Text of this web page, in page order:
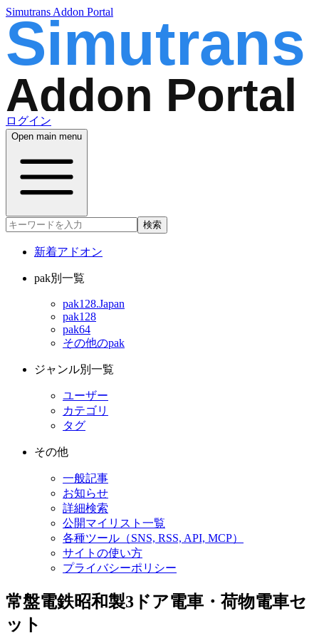
Simutrans Addon Portal
ログイン
Open main menu
検索
新着アドオン
pak別一覧
pak128.Japan
pak128
pak64
その他のpak
ジャンル別一覧
ユーザー
カテゴリ
タグ
その他
一般記事
お知らせ
詳細検索
公開マイリスト一覧
各種ツール（SNS, RSS, API, MCP）
サイトの使い方
プライバシーポリシー
常盤電鉄昭和製3ドア電車・荷物電車セ
ット